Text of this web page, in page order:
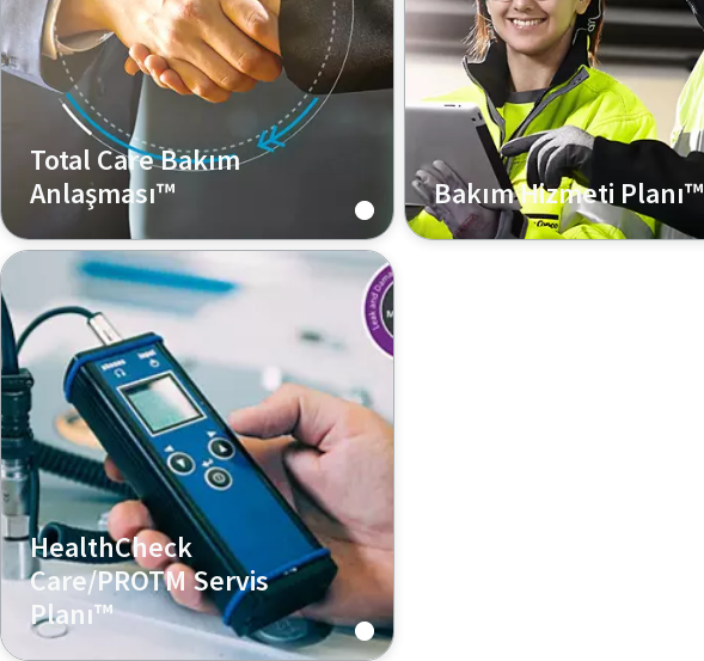
Total Care Bakım
Anlaşması™
Pompanızın bakımıyla ilgili her şeyi
kapsayan bir plan
Bakım Hizmeti Planı™
Orijinal yedek parçalar ve yağ
HealthCheck
Care/PROTM Servis
Planı™